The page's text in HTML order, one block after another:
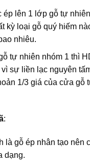
ép lên 1 lớp gỗ tự
kỳ loại gỗ quý hiếm
nhiêu.
tự nhiên nhóm 1 thì
sự liền lạc nguyên
1/3 giá của cửa gỗ
:
là gỗ ép nhân tạo nên
dạng.